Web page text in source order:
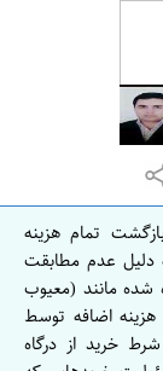
تمام هزینه
دلیل عدم مطابقت
شده مانند (معیوب
اضافه توسط
خرید از درگاه